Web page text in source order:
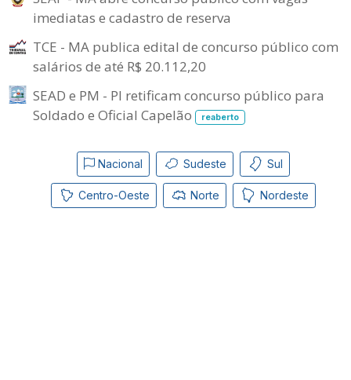
imediatas e cadastro de reserva
TCE - MA publica edital de concurso público com
salários de até R$ 20.112,20
SEAD e PM - PI retificam concurso público para
Soldado e Oficial Capelão
reaberto
Nacional Sudeste Sul
Centro-Oeste Norte Nordeste